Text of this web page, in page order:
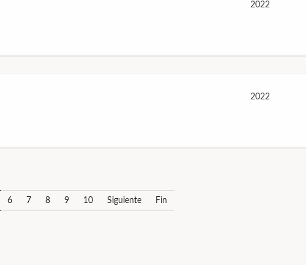
2022
2022
6 7 8 9 10 Siguiente Fin